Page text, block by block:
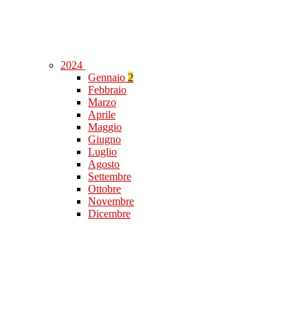
2024
Gennaio 2
Febbraio
Marzo
Aprile
Maggio
Giugno
Luglio
Agosto
Settembre
Ottobre
Novembre
Dicembre